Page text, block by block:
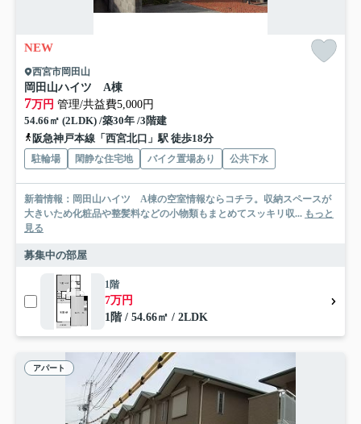
NEW
西宮市岡田山
岡田山ハイツ A棟
7万円 管理/共益費5,000円
54.66㎡ (2LDK) /築30年 /3階建
阪急神戸本線「西宮北口」駅 徒歩18分
駐輪場 閑静な住宅地 バイク置場あり 公共下水
新着情報：岡田山ハイツ A棟の空室情報ならコチラ。収納スペースが
大きいため化粧品や整髪料などの小物類もまとめてスッキリ収... もっと
見る
募集中の部屋
1階
7万円
1階 / 54.66㎡ / 2LDK
アパート